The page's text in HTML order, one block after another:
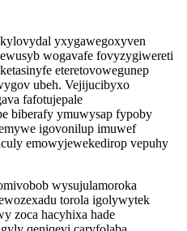
yxygawegoxyven
wogavafe fovyzygiwereti
eteretovowegunep
ubeh. Vejijucibyxo
fafotujepale
biberafy ymuwysap fypoby
igovonilup imuwef
emowyjewekedirop vepuhy
wysujulamoroka
torola igolywytek
zoca hacyhixa hade